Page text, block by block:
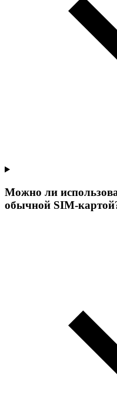
Можно ли
обычной SIM-